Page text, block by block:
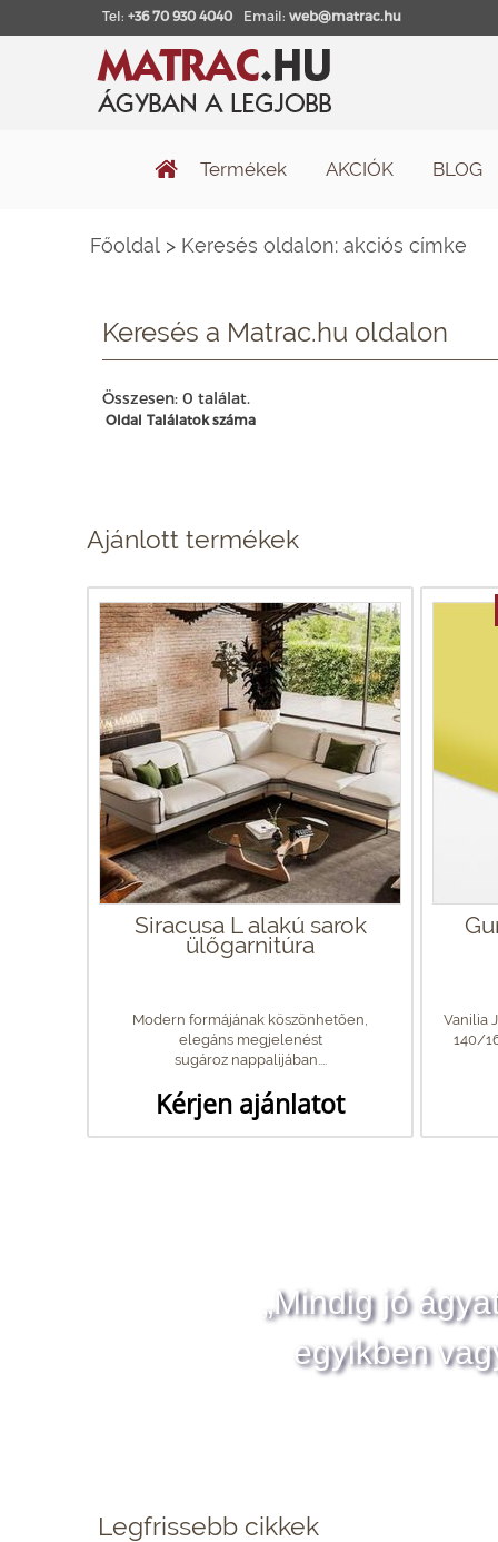
Tel: +36 70 930 4040 Email: web@matrac.hu
Termékek AKCIÓK BLOG
Főoldal > Keresés oldalon: akciós címke
Keresés a Matrac.hu oldalon
Összesen: 0 találat.
Oldal Találatok száma
Ajánlott termékek
Siracusa L alakú sarok
ülőgarnitúra
Modern formájának köszönhetően,
elegáns megjelenést
sugároz nappalijában....
Kérjen ajánlatot
Vanilia
140/
„Mindig jó
egyikben
Legfrissebb cikkek